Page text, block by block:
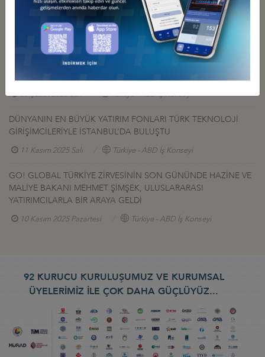
18.'İNCİ TÜRKİYE YATIRIM KONFERANSI, NEW YORK'RA
GERÇEKLEŞTİRİLDİ
13 Nisan 2026 Pazartesi Türkiye - ABD İş Konseyi
SELECTUSA ABD’YE YATIRIM TURU PROGRAMINININ İLK AYAĞI
03 Şubat 2026 Salı Türkiye - ABD İş Konseyi
DÜNYANIN EN BÜYÜK YATIRIM FONLARI TÜRK TEKNOLOJİ
GİRİŞİMCİLERİYLE İSTANBUL’DA BULUŞTU
11 Kasım 2025 Salı Türkiye - ABD İş Konseyi
GO! GLOBAL TÜRKİYE ZİRVESİNİN SON GÜNÜNDE HAZİNE VE
MALİYE BAKANI MEHMET ŞİMŞEK, ULUSLARARASI
YATIRIMCILARLA BİR ARAYA GELDİ
10 Kasım 2025 Pazartesi Türkiye - ABD İş Konseyi
92 KURUCU KURULUŞUMUZ VE KURUMSAL
ÜYELERİMİZ İLE ÇOK DAHA GÜÇLÜYÜZ...